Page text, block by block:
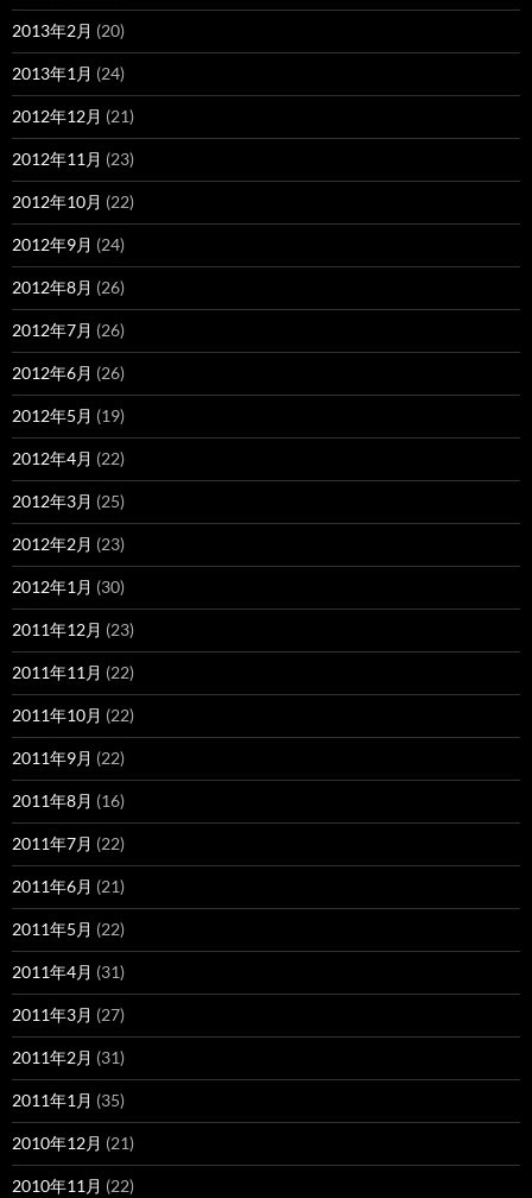
2013年2月 (20)
2013年1月 (24)
2012年12月 (21)
2012年11月 (23)
2012年10月 (22)
2012年9月 (24)
2012年8月 (26)
2012年7月 (26)
2012年6月 (26)
2012年5月 (19)
2012年4月 (22)
2012年3月 (25)
2012年2月 (23)
2012年1月 (30)
2011年12月 (23)
2011年11月 (22)
2011年10月 (22)
2011年9月 (22)
2011年8月 (16)
2011年7月 (22)
2011年6月 (21)
2011年5月 (22)
2011年4月 (31)
2011年3月 (27)
2011年2月 (31)
2011年1月 (35)
2010年12月 (21)
2010年11月 (22)